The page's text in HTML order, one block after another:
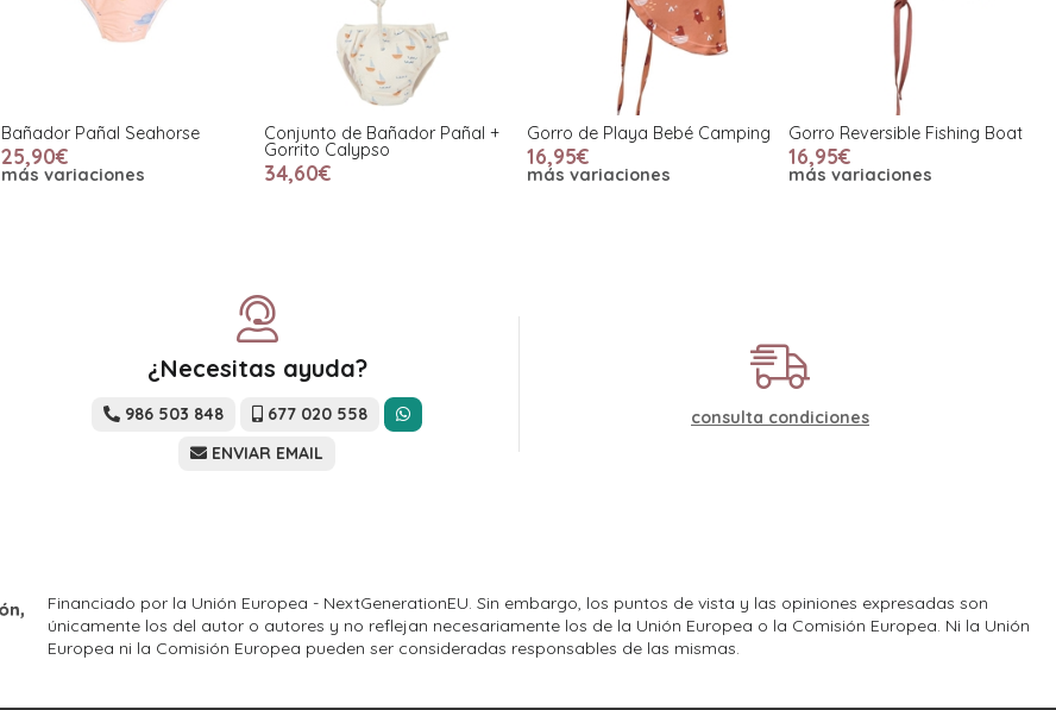
Bañador Pañal Seahorse
25,90€
más variaciones
Conjunto de Bañador Pañal +
Gorrito Calypso
34,60€
Gorro de Playa Bebé Camping
16,95€
más variaciones
Gorro Reversible Fishing Boat
16,95€
más variaciones
¿Necesitas ayuda?
986 503 848
677 020 558
ENVIAR EMAIL
consulta condiciones
Financiado por la Unión Europea - NextGenerationEU. Sin embargo, los puntos de vista y las opiniones expresadas son
únicamente los del autor o autores y no reflejan necesariamente los de la Unión Europea o la Comisión Europea. Ni la Unión
Europea ni la Comisión Europea pueden ser consideradas responsables de las mismas.